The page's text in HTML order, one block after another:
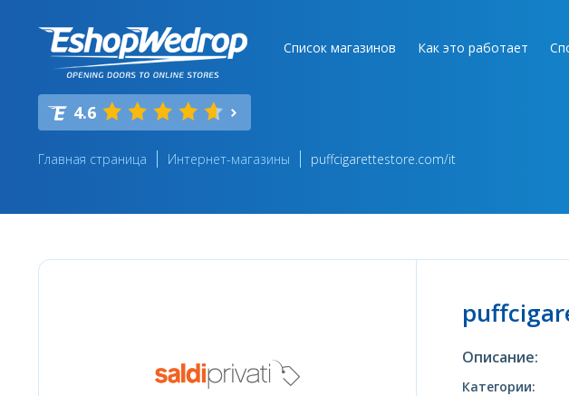
Список магазинов Как это работает
4.6
Главная страница Интернет-магазины puffcigarettestore.com/it
Описание:
Категории: